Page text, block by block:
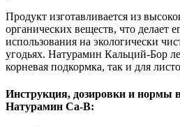
Продукт изготавливается из
органических веществ, что делает
использования на экологически
угодьях. Натурамин Кальций-Бор
корневая подкормка, так и для
Инструкция, дозировки и нормы
Натурамин Ca-B: